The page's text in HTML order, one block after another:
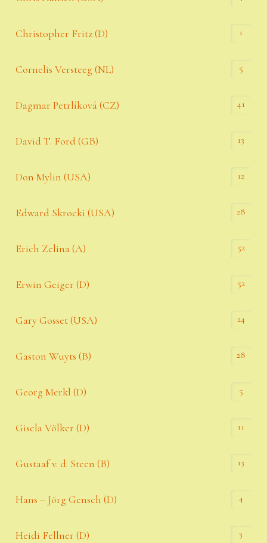
Christopher Fritz (D) 1
Cornelis Versteeg (NL) 5
Dagmar Petrlíková (CZ) 41
David T. Ford (GB) 13
Don Mylin (USA) 12
Edward Skrocki (USA) 28
Erich Zelina (A) 52
Erwin Geiger (D) 52
Gary Gosset (USA) 24
Gaston Wuyts (B) 28
Georg Merkl (D) 5
Gisela Völker (D) 11
Gustaaf v. d. Steen (B) 13
Hans – Jörg Gensch (D) 4
Heidi Fellner (D) 3